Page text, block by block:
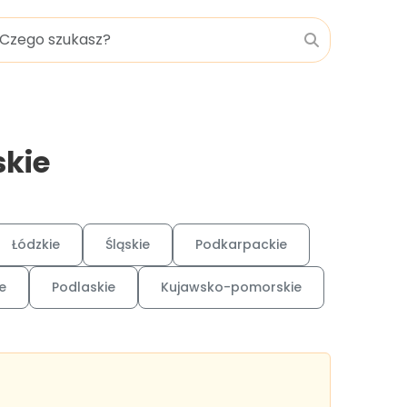
Łódzkie Śląskie Podkarpackie
Podlaskie Kujawsko-pomorskie